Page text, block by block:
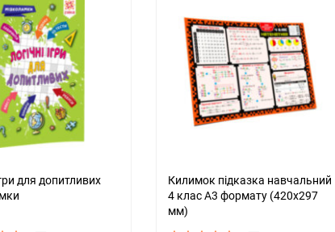
для допитливих
Килимок підказка навчальний
4 клас А3 формату (420х297
мм)